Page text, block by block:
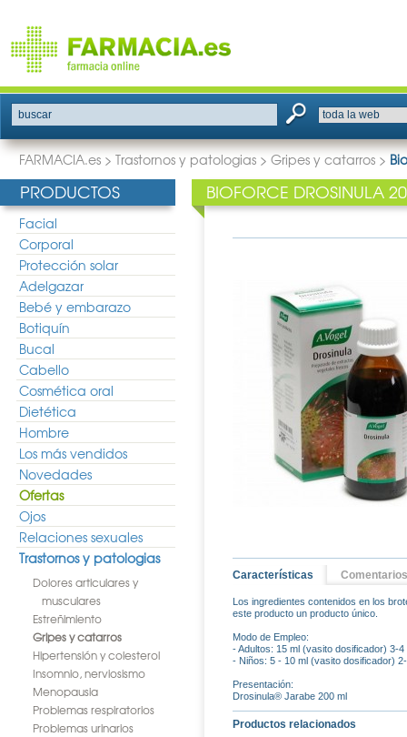
buscar
FARMACIA.es > Trastornos y patologias > Gripes y catarros >
PRODUCTOS
Facial
Corporal
Protección solar
Adelgazar
Bebé y embarazo
Botiquín
Bucal
Cabello
Cosmética oral
Dietética
Hombre
Los más vendidos
Novedades
Ofertas
Ojos
Relaciones sexuales
Trastornos y patologias
Dolores articulares y
musculares
Estreñimiento
Gripes y catarros
Hipertensión y colesterol
Insomnio, nerviosismo
Menopausia
Problemas respiratorios
Problemas urinarios
BIOFORCE DROSINULA
Características Comentarios
Los ingredientes contenidos en los
este producto un producto único.
Modo de Empleo:
- Adultos: 15 ml (vasito dosificador) 3-
- Niños: 5 - 10 ml (vasito dosificador)
Presentación:
Drosinula® Jarabe 200 ml
Productos relacionados